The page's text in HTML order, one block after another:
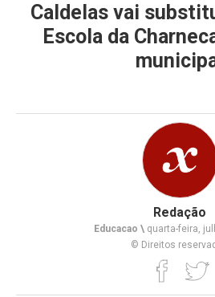
Caldelas vai
Escola da
Redação
Educacao \ quarta-feira,
© Direitos